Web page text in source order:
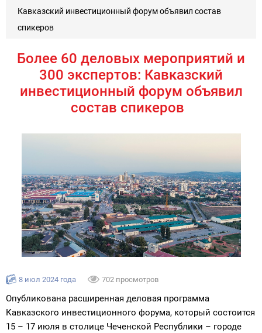
Кавказский инвестиционный форум объявил состав
спикеров
Более 60 деловых мероприятий и
300 экспертов: Кавказский
инвестиционный форум объявил
состав спикеров
8 июл 2024 года 702 просмотров
Опубликована расширенная деловая программа
Кавказского инвестиционного форума, который состоится
15 – 17 июля в столице Чеченской Республики – городе